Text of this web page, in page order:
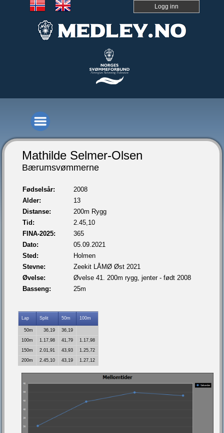
Logg inn
Mathilde Selmer-Olsen
Bærumsvømmerne
Fødselsår:
2008
Alder:
13
Distanse:
200m Rygg
Tid:
2.45,10
FINA-2025:
365
Dato:
05.09.2021
Sted:
Holmen
Stevne:
Zeekit LÅMØ Øst 2021
Øvelse:
Øvelse 41. 200m rygg, jenter - født 2008
Basseng:
25m
Lap Split 50m 100m
50m 36,19
36,19
100m
1.17,98 41,79
1.17,98
150m
2.01,91 43,93
1.25,72
200m
2.45,10 43,19 1.27,12